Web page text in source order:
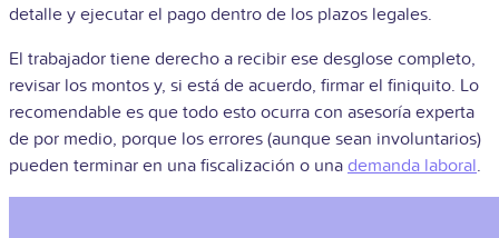
detalle y ejecutar el pago dentro de los plazos legales.
El trabajador tiene derecho a recibir ese desglose completo,
revisar los montos y, si está de acuerdo, firmar el finiquito. Lo
recomendable es que todo esto ocurra con asesoría experta
de por medio, porque los errores (aunque sean involuntarios)
pueden terminar en una fiscalización o una demanda laboral.